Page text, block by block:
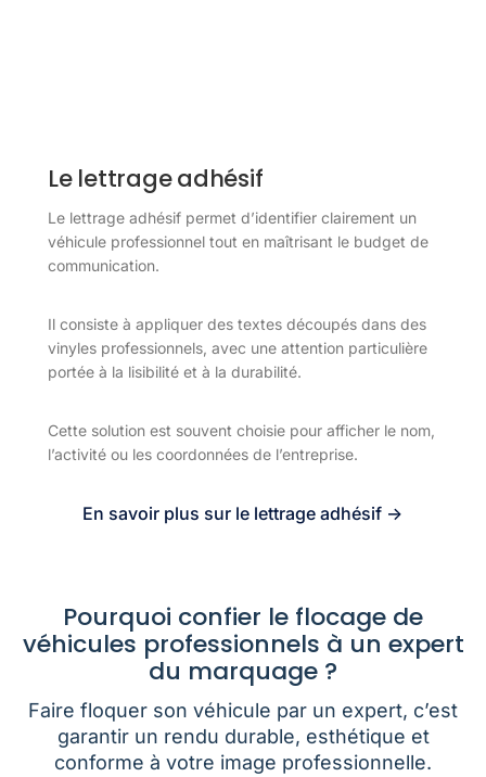
Le lettrage adhésif
Le lettrage adhésif permet d’identifier clairement un
véhicule professionnel tout en maîtrisant le budget de
communication.
Il consiste à appliquer des textes découpés dans des
vinyles professionnels, avec une attention particulière
portée à la lisibilité et à la durabilité.
Cette solution est souvent choisie pour afficher le nom,
l’activité ou les coordonnées de l’entreprise.
En savoir plus sur le lettrage adhésif ->
Pourquoi confier le flocage de
véhicules professionnels à un expert
du marquage ?
Faire floquer son véhicule par un expert, c’est
garantir un rendu durable, esthétique et
conforme à votre image professionnelle.